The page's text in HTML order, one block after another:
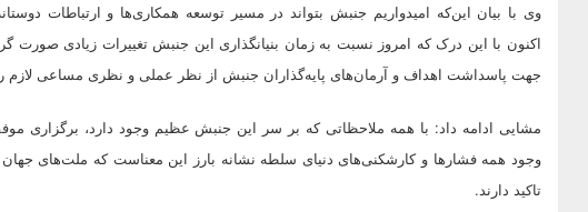
وی با بیان این‌که امیدواریم جنبش بتواند در مسیر توسعه همکاری‌ها و ارتباطات
اکنون با این درک که امروز نسبت به زمان بنیانگذاری این جنبش تغییرات زیادی صورت
جهت پاسداشت اهداف و آرمان‌های پایه‌گذاران جنبش از نظر عملی و نظری مساعی لازم را
مشایی ادامه داد: با همه ملاحظاتی که بر سر این جنبش عظیم وجود دارد، برگزاری
وجود همه فشارها و کارشکنی‌های دنیای سلطه نشانه بارز این معناست که ملت‌های
تاکید دارند.